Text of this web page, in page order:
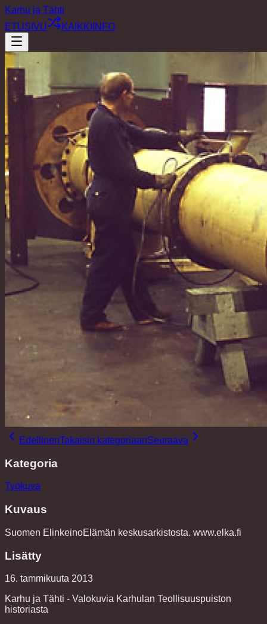
Karhu ja Tähti
ETUSIVU
KAIKKI INFO
EdellinenTakaisin kategoriaanSeuraava
Kategoria
Työkuva
Kuvaus
Suomen ElinkeinoElämän keskusarkistosta. www.elka.fi
Lisätty
16. tammikuuta 2013
Karhu ja Tähti - Valokuvia Karhulan Teollisuuspuiston
historiasta